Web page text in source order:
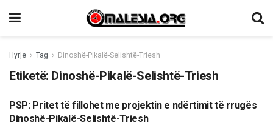
Hyrje Tag Dinoshë-Pikalë-Selishtë-Triesh
Etiketë: Dinoshë-Pikalë-Selishtë-Triesh
LAJME
PSP: Pritet të fillohet me projektin e ndërtimit të rrugës
Dinoshë-Pikalë-Selishtë-Triesh